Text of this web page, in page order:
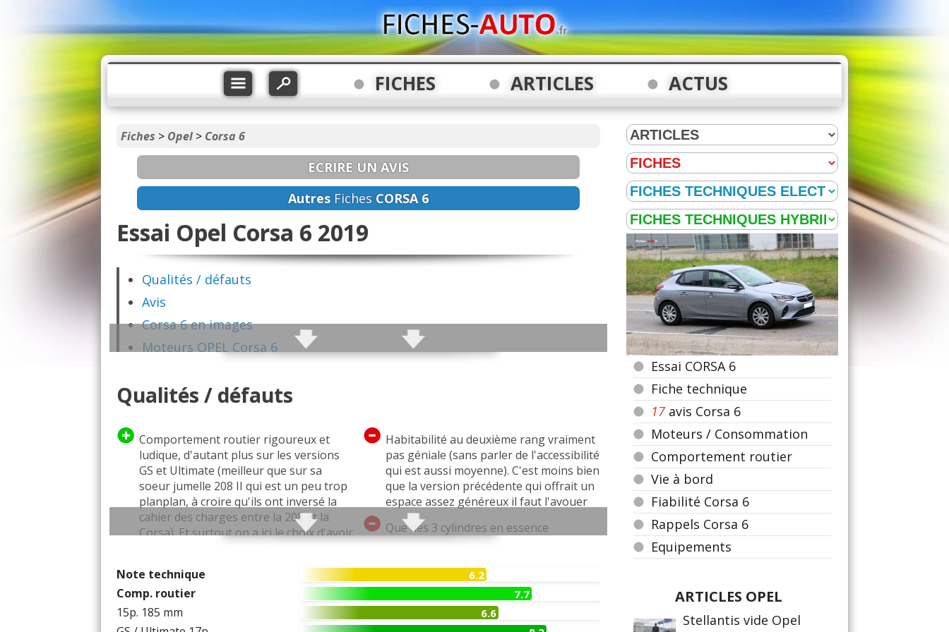
FICHES ARTICLES ACTUS
Fiches > Opel > Corsa 6
ECRIRE UN AVIS
Autres Fiches CORSA 6
Essai Opel Corsa 6 2019
Qualités / défauts
Avis
Corsa 6 en images
Moteurs OPEL Corsa 6
Vie à bord / Intérieur
Comportement routier Corsa 6
Technique
Equipements
Catalogues PDF
Les concurrentes
Qualités / défauts
Comportement routier rigoureux et
ludique, d'autant plus sur les versions
GS et Ultimate (meilleur que sur sa
soeur jumelle 208 II qui est un peu trop
planplan, à croire qu'ils ont inversé la
cahier des charges entre la 208 et la
Corsa). Et surtout on a ici le choix d'avoir
version 15 pouces qui peut décevoir)
Bonne position de conduite (surtout par
rapport à une 208 qui impose de mettre
Habitabilité au deuxième rang vraiment
pas géniale (sans parler de l'accessibilité
qui est aussi moyenne). C'est moins bien
que la version précédente qui offrait un
espace assez généreux il faut l'avouer
Que des 3 cylindres en essence
(sonorité), mais heureusement il est
puissance (attention toutefois aux
soucis de fiabilité bien connus du 1.2
Puretech, car c'est ici le même moteur
mais renommé)
Note technique 6.2
Comp. routier 7.7
15p. 185 mm 6.6
Essai CORSA 6
Fiche technique
17 avis Corsa 6
Moteurs / Consommation
Comportement routier
Vie à bord
Fiabilité Corsa 6
Rappels Corsa 6
Equipements
ARTICLES OPEL
Stellantis vide Opel